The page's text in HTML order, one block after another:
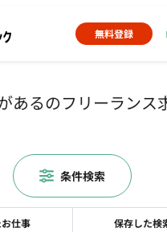
無料登録
あるのフリーランス
仕事 保存した検
条件検索